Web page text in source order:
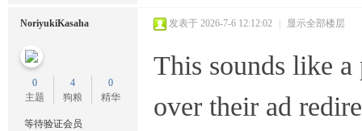
NoriyukiKasaha
0
主题
4
狗粮
0
精华
等待验证会员
发表于 2026-7-6 12:12:02 | 显示全部楼层
This sounds like
over their ad